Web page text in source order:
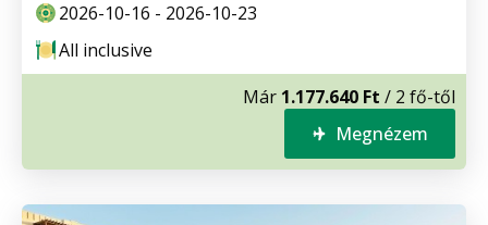
2026-10-16 - 2026-10-23
All inclusive
Már 1.177.640 Ft / 2 fő-től
Megnézem